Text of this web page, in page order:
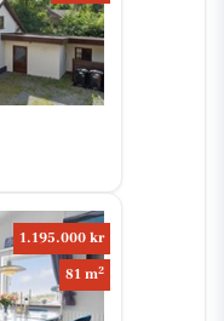
1.195.000 kr
81 m2